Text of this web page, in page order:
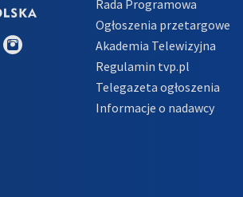
Rada Programowa
Ogłoszenia przetargowe
Akademia Telewizyjna
Regulamin tvp.pl
Telegazeta ogłoszenia
Informacje o nadawcy